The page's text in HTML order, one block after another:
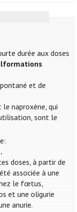
durée aux doses
et de
naproxène, qui
sont le
doses, à partir de
associée à une
le fœtus,
et une oligurie
anurie.